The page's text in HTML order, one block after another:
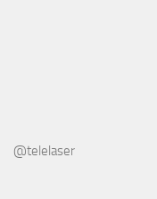
@telelaser